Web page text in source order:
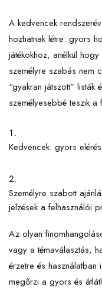
A kedvencek
hozhatnak létre: gyors
játékokhoz, anélkül
személyre szabás nem
“gyakran játszott” listák
személyesebbé teszik a
Kedvencek: gyors
Személyre szabott
jelzések a felhasználói
Az olyan
vagy a témaválasztás,
érzetre és
megőrzi a gyors és